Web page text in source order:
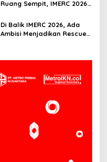
Ruang Sempit, IMERC 2026
Selamatkan Korban
Di Balik IMERC 2026, Ada
Ambisi Menjadikan Rescuer